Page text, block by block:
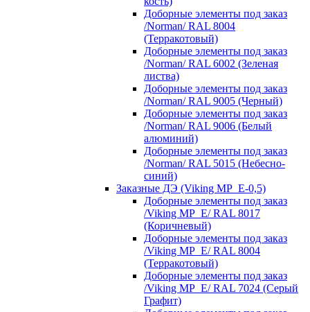
Доборные элементы под заказ
/Norman/ RAL 8004
(Терракотовый)
Доборные элементы под заказ
/Norman/ RAL 6002 (Зеленая
листва)
Доборные элементы под заказ
/Norman/ RAL 9005 (Черный)
Доборные элементы под заказ
/Norman/ RAL 9006 (Белый
алюминий)
Доборные элементы под заказ
/Norman/ RAL 5015 (Небесно-
синий)
Заказные ДЭ (Viking MP_E-0,5)
Доборные элементы под заказ
/Viking MP_E/ RAL 8017
(Коричневый)
Доборные элементы под заказ
/Viking MP_E/ RAL 8004
(Терракотовый)
Доборные элементы под заказ
/Viking MP_E/ RAL 7024 (Серый
Графит)